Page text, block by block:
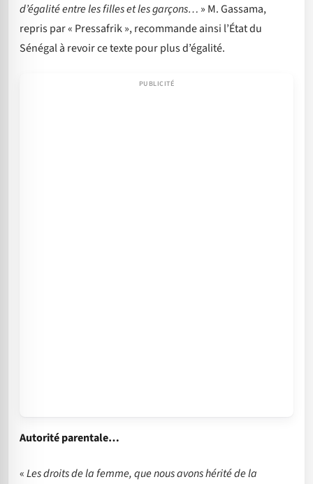
d’égalité entre les filles et les garçons… » M. Gassama,
repris par « Pressafrik », recommande ainsi l’État du
Sénégal à revoir ce texte pour plus d’égalité.
Autorité parentale…
«Les droits de la femme, que nous avons hérité de la